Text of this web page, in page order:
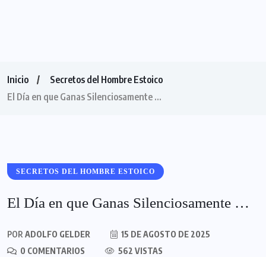
Inicio
Secretos del Hombre Estoico
El Día en que Ganas Silenciosamente …
SECRETOS DEL HOMBRE ESTOICO
El Día en que Ganas Silenciosamente …
POR ADOLFO GELDER
15 DE AGOSTO DE 2025
0 COMENTARIOS
562 VISTAS